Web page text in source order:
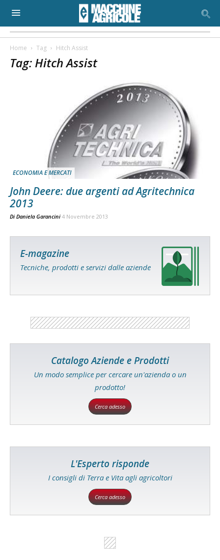
Home Tag Hitch Assist
Tag: Hitch Assist
ECONOMIA E MERCATI
John Deere: due argenti ad Agritechnica
2013
Di Daniela Garancini 4 Novembre 2013
E-magazine
Tecniche, prodotti e servizi dalle aziende
Catalogo Aziende e Prodotti
Un modo semplice per cercare un'azienda o un
prodotto!
Cerca adesso
L'Esperto risponde
I consigli di Terra e Vita agli agricoltori
Cerca adesso